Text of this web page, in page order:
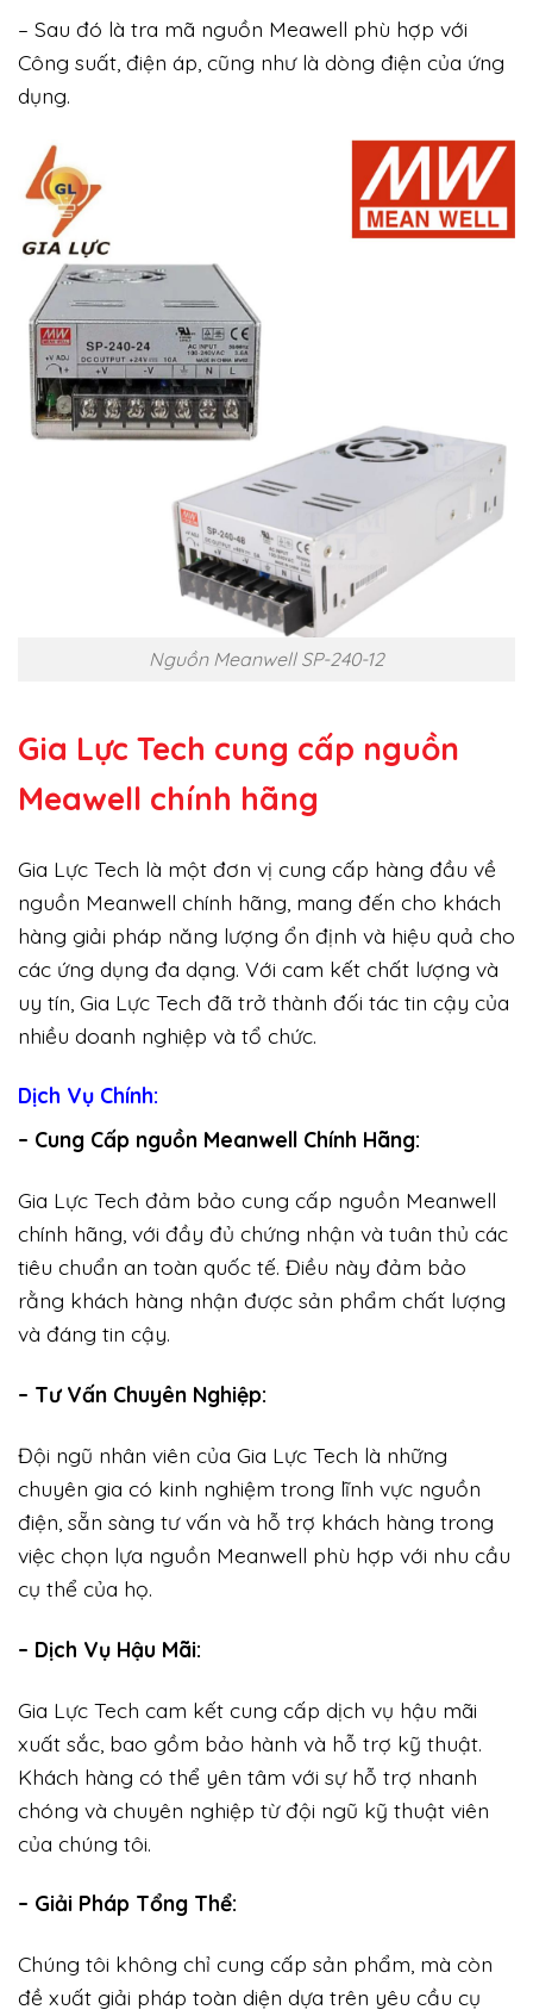
– Sau đó là tra mã nguồn Meawell phù hợp với
Công suất, điện áp, cũng như là dòng điện của ứng
dụng.
Nguồn Meanwell SP-240-12
Gia Lực Tech cung cấp nguồn
Meawell chính hãng
Gia Lực Tech là một đơn vị cung cấp hàng đầu về
nguồn Meanwell chính hãng, mang đến cho khách
hàng giải pháp năng lượng ổn định và hiệu quả cho
các ứng dụng đa dạng. Với cam kết chất lượng và
uy tín, Gia Lực Tech đã trở thành đối tác tin cậy của
nhiều doanh nghiệp và tổ chức.
Dịch Vụ Chính:
– Cung Cấp nguồn Meanwell Chính Hãng:
Gia Lực Tech đảm bảo cung cấp nguồn Meanwell
chính hãng, với đầy đủ chứng nhận và tuân thủ các
tiêu chuẩn an toàn quốc tế. Điều này đảm bảo
rằng khách hàng nhận được sản phẩm chất lượng
và đáng tin cậy.
– Tư Vấn Chuyên Nghiệp:
Đội ngũ nhân viên của Gia Lực Tech là những
chuyên gia có kinh nghiệm trong lĩnh vực nguồn
điện, sẵn sàng tư vấn và hỗ trợ khách hàng trong
việc chọn lựa nguồn Meanwell phù hợp với nhu cầu
cụ thể của họ.
– Dịch Vụ Hậu Mãi:
Gia Lực Tech cam kết cung cấp dịch vụ hậu mãi
xuất sắc, bao gồm bảo hành và hỗ trợ kỹ thuật.
Khách hàng có thể yên tâm với sự hỗ trợ nhanh
chóng và chuyên nghiệp từ đội ngũ kỹ thuật viên
của chúng tôi.
– Giải Pháp Tổng Thể:
Chúng tôi không chỉ cung cấp sản phẩm, mà còn
đề xuất giải pháp toàn diện dựa trên yêu cầu cụ